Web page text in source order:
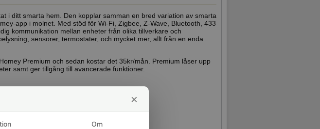
i ditt smarta hem. Den kopplar samman en bred variation av smarta
app i molnet. Med stöd för Wi-Fi, Zigbee, Z-Wave, Bluetooth, 433
kommunikation mellan enheter från olika tillverkare och
sensorer, termostater, och mycket mer, allt från en enda
Premium och sedan kostar det 35kr/mån. Premium låser upp
samt ger tillgång till avancerade funktioner.
för att fungera med Homey
×
Om